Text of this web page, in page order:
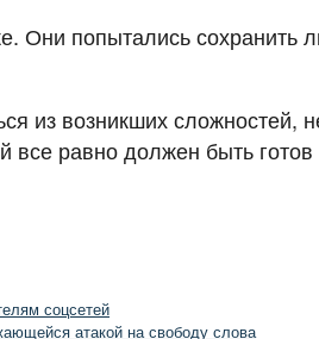
Они попытались сохранить
из возникших сложностей,
равно должен быть готов
соцсетей
атакой на свободу слова